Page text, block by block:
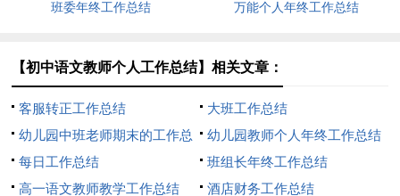
班委年终工作总结 万能个人年终工作总结
【初中语文教师个人工作总结】相关文章：
客服转正工作总结
大班工作总结
幼儿园中班老师期末的工作总
结
幼儿园教师个人年终工作总结
每日工作总结
班组长年终工作总结
高一语文教师教学工作总结
酒店财务工作总结